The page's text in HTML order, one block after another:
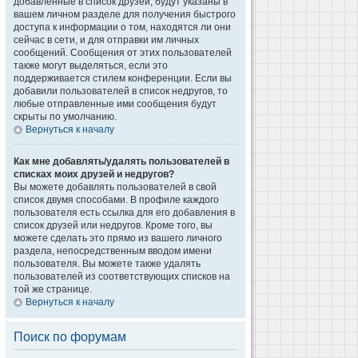
вашем личном разделе для получения быстрого
доступа к информации о том, находятся ли они
сейчас в сети, и для отправки им личных
сообщений. Сообщения от этих пользователей
также могут выделяться, если это
поддерживается стилем конференции. Если вы
добавили пользователей в список недругов, то
любые отправленные ими сообщения будут
скрыты по умолчанию.
Вернуться к началу
Как мне добавлять/удалять пользователей в
списках моих друзей и недругов?
Вы можете добавлять пользователей в свой
список двумя способами. В профиле каждого
пользователя есть ссылка для его добавления в
список друзей или недругов. Кроме того, вы
можете сделать это прямо из вашего личного
раздела, непосредственным вводом имени
пользователя. Вы можете также удалять
пользователей из соответствующих списков на
той же странице.
Вернуться к началу
Поиск по форумам